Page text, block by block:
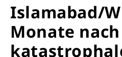
Islamabad/
Monate